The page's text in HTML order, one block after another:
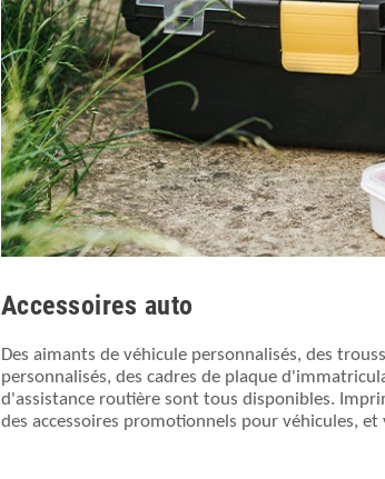
Accessoires auto
Des aimants de véhicule personnalisés, des
personnalisés, des cadres de plaque
d'assistance routière sont tous disponibles.
des accessoires promotionnels pour véhicules,